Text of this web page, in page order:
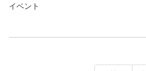
イベント